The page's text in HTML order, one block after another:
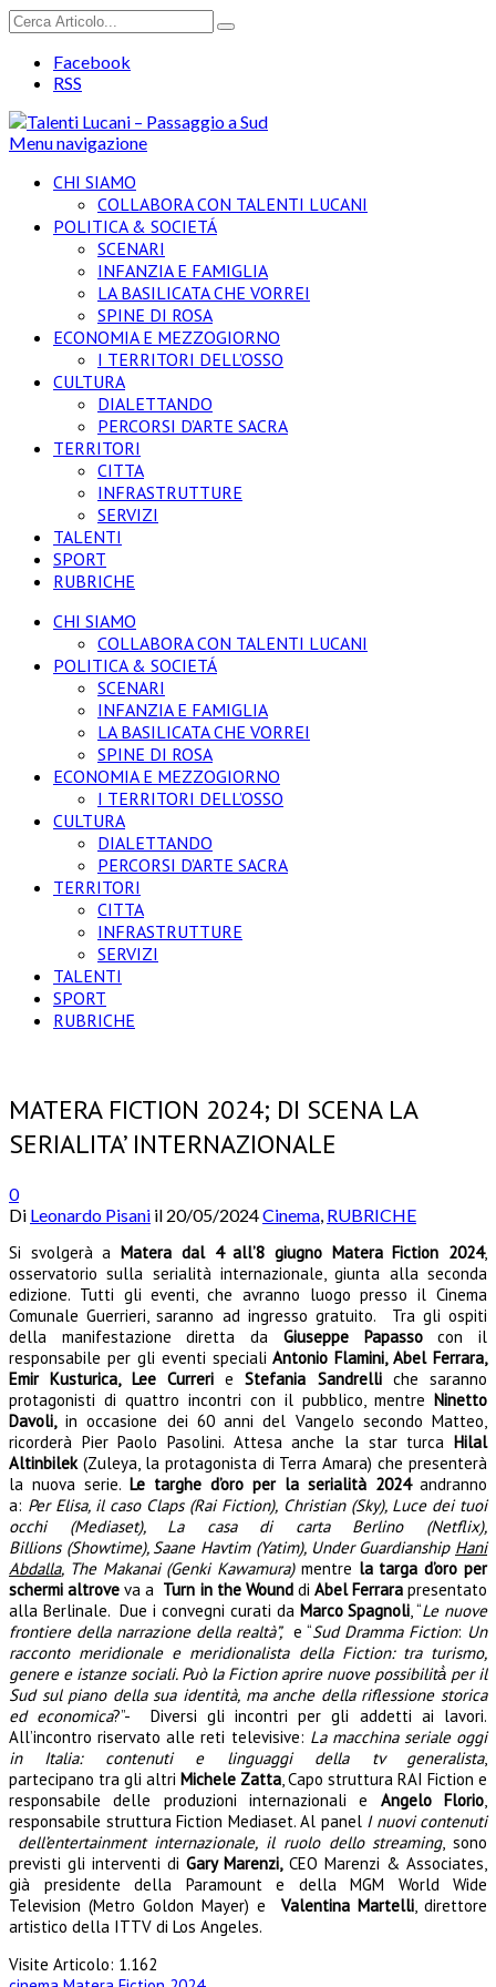
Facebook
RSS
Menu navigazione
CHI SIAMO
COLLABORA CON TALENTI LUCANI
POLITICA & SOCIETÁ
SCENARI
INFANZIA E FAMIGLIA
LA BASILICATA CHE VORREI
SPINE DI ROSA
ECONOMIA E MEZZOGIORNO
I TERRITORI DELL’OSSO
CULTURA
DIALETTANDO
PERCORSI D’ARTE SACRA
TERRITORI
CITTA
INFRASTRUTTURE
SERVIZI
TALENTI
SPORT
RUBRICHE
CHI SIAMO
COLLABORA CON TALENTI LUCANI
POLITICA & SOCIETÁ
SCENARI
INFANZIA E FAMIGLIA
LA BASILICATA CHE VORREI
SPINE DI ROSA
ECONOMIA E MEZZOGIORNO
I TERRITORI DELL’OSSO
CULTURA
DIALETTANDO
PERCORSI D’ARTE SACRA
TERRITORI
CITTA
INFRASTRUTTURE
SERVIZI
TALENTI
SPORT
RUBRICHE
MATERA FICTION 2024; DI SCENA LA
SERIALITA’ INTERNAZIONALE
0
Di Leonardo Pisani il 20/05/2024Cinema, RUBRICHE
Si svolgerà aMatera dal 4 all’8 giugno Matera Fiction 2024,
osservatorio sulla serialità internazionale, giunta alla seconda
edizione. Tutti gli eventi, che avranno luogo presso il Cinema
Comunale Guerrieri, saranno ad ingresso gratuito. Tra gli ospiti
della manifestazione diretta da Giuseppe Papassocon il
responsabile per gli eventi specialiAntonio Flamini, Abel Ferrara,
Emir Kusturica, Lee CurrerieStefania Sandrelliche saranno
protagonisti di quattro incontri con il pubblico, mentre Ninetto
Davoli,in occasione dei 60 anni del Vangelo secondo Matteo,
ricorderà Pier Paolo Pasolini. Attesa anche la star turcaHilal
Altinbilek(Zuleya, la protagonista di Terra Amara) che presenterà
la nuova serie. Le targhe d’oro per la serialità 2024andranno
a: Per Elisa, il caso Claps (Rai Fiction), Christian (Sky), Luce dei tuoi
occhi (Mediaset), La casa di carta Berlino (Netflix),
Billions (Showtime), Saane Havtim (Yatim), Under Guardianship Hani
Abdalla, The Makanai (Genki Kawamura)mentre la targa d’oro per
schermi altrove va a Turn in the Wounddi Abel Ferrarapresentato
alla Berlinale. Due i convegni curati da Marco Spagnoli, “Le nuove
frontiere della narrazione della realtà”, e “Sud Dramma Fiction: Un
racconto meridionale e meridionalista della Fiction: tra turismo,
genere e istanze sociali. Può la Fiction aprire nuove possibilità̀ per il
Sud sul piano della sua identità, ma anche della riflessione storica
ed economica?”- Diversi gli incontri per gli addetti ai lavori.
All’incontro riservato alle reti televisive: La macchina seriale oggi
in Italia: contenuti e linguaggi della tv generalista,
partecipano tra gli altri Michele Zatta, Capo struttura RAI Fiction e
responsabile delle produzioni internazionali e Angelo Florio,
responsabile struttura Fiction Mediaset. Al panel I nuovi contenuti
dell’entertainment internazionale, il ruolo dello streaming, sono
previsti gli interventi di Gary Marenzi,CEO Marenzi & Associates,
già presidente della Paramount e della MGM World Wide
Television (Metro Goldon Mayer) e Valentina Martelli, direttore
artistico della ITTV di Los Angeles.
Visite Articolo: 1.162